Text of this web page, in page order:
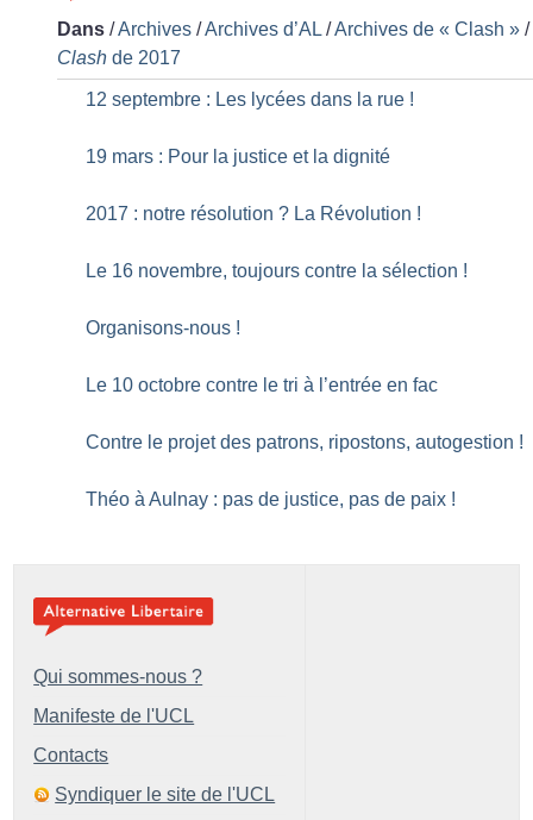
Dans /Archives /Archives d’AL/Archives de « Clash » /
Clash de 2017
12 septembre : Les lycées dans la rue !
19 mars : Pour la justice et la dignité
2017 : notre résolution ? La Révolution !
Le 16 novembre, toujours contre la sélection !
Organisons-nous !
Le 10 octobre contre le tri à l’entrée en fac
Contre le projet des patrons, ripostons, autogestion !
Théo à Aulnay : pas de justice, pas de paix !
Qui sommes-nous ?
Manifeste de l'UCL
Contacts
Syndiquer le site de l'UCL